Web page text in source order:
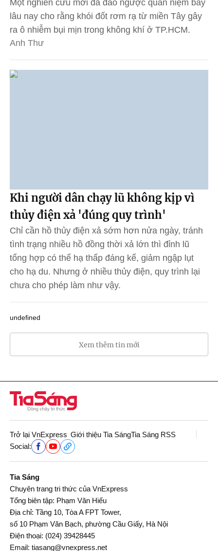
Một nghiên cứu mới đã đảo ngược quan niệm bấy
lâu nay cho rằng khói đốt rơm rạ từ miền Tây gây
ra ô nhiễm bụi mịn trong không khí ở TP.HCM.
Anh Thư
Khi người dân chạy lũ không kịp vì
thủy điện xả 'đúng quy trình'
Chỉ cần hồ thủy điện xả sớm hơn nửa ngày, tránh
tình trạng nhiều hồ đồng thời xả lớn thì đỉnh lũ
tổng hợp có thể hạ thấp đáng kể, giảm ngập lụt
cho hạ du. Nhưng ở nhiều thủy điện, quy trình lại
chưa cho phép làm như vậy.
undefined
Xem thêm tin mới
Trở lại VnExpress Giới thiệu Tia SángTia Sáng RSS
Social:
Tia Sáng
Chuyên trang tri thức của VnExpress
Tổng biên tập: Phạm Văn Hiếu
Địa chỉ: Tầng 10, Tòa A FPT Tower,
số 10 Phạm Văn Bạch, phường Cầu Giấy, Hà Nội
Điện thoại: (024) 39428445
Email: tiasang@vnexpress.net